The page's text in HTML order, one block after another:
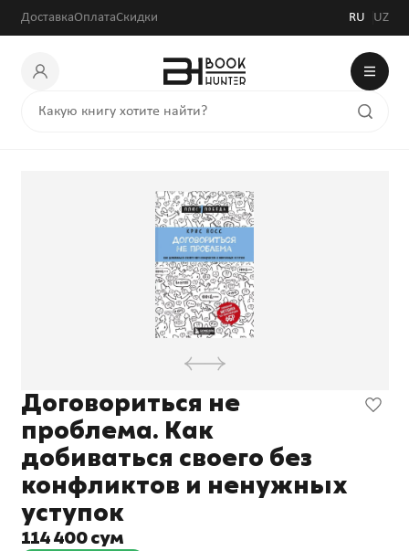
ДоставкаОплатаСкидки RU UZ
Договориться не
проблема. Как
добиваться своего без
конфликтов и ненужных
уступок
114 400 сум